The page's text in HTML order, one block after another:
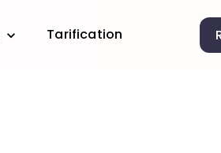
Tarification